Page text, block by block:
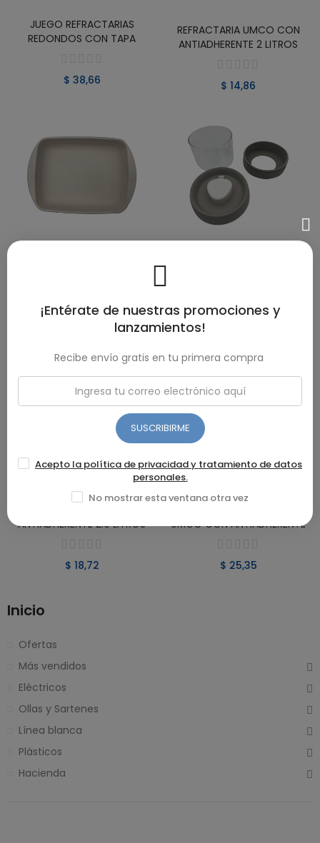
VER PRODUCTO
JUEGO REFRACTARIAS
REDONDOS CON TAPA
$ 38,66
VER PRODUCTO
REFRACTARIA UMCO CON
ANTIADHERENTE 2 LITROS
$ 14,86
VER PRODUCTO
ANTIADHERENTE 2.6 LITROS
$ 18,72
VER PRODUCTO
UMCO CON ANTIADHERENTE
$ 25,35
Inicio
Ofertas
Más vendidos
Eléctricos
Ollas y Sartenes
Línea blanca
Plásticos
Hacienda
¡Entérate de nuestras promociones y
lanzamientos!
Recibe envío gratis en tu primera compra
SUSCRIBIRME
Acepto la política de privacidad y tratamiento de datos
personales.
No mostrar esta ventana otra vez